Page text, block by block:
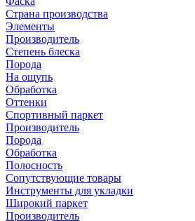
Страна производства
Элементы
Производитель
Степень блеска
Порода
На ощупь
Обработка
Оттенки
Спортивный паркет
Производитель
Порода
Обработка
Полосность
Сопутствующие товары
Инструменты для укладки
Широкий паркет
Производитель